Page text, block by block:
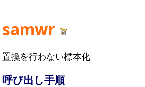
samwr
置換を行わない標本化
呼び出し手順